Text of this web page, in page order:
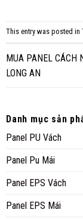
This entry was posted in
MUA PANEL CÁCH
LONG AN
Danh mục sản
Panel PU Vách
Panel Pu Mái
Panel EPS Vách
Panel EPS Mái